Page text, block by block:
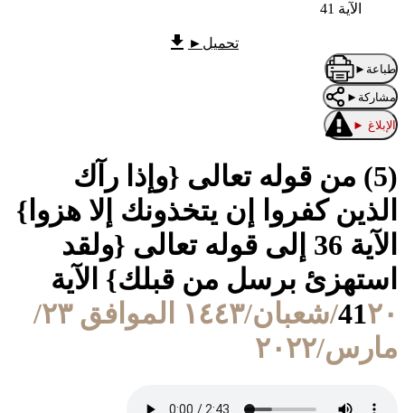
الآية 41
تحميل ►
طباعة ►
مشاركة ►
الإبلاغ ►
(5) من قوله تعالى {وإذا رآك
الذين كفروا إن يتخذونك إلا هزوا}
الآية 36 إلى قوله تعالى {ولقد
استهزئ برسل من قبلك} الآية
41
٢٠/شعبان/١٤٤٣ الموافق ٢٣/
مارس/٢٠٢٢